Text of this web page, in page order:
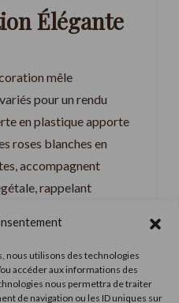
nous utilisons des technologies
accéder aux informations des
nous permettra de traiter
de navigation ou les ID uniques sur
Élégante
mêle
pour un rendu
en plastique apporte
roses blanches en
accompagnent
rappelant
décoration.